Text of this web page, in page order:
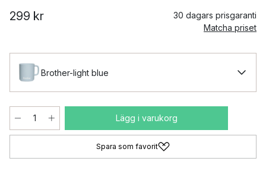
299 kr
30 dagars prisgaranti
Matcha priset
Brother-light blue
Lägg i varukorg
Spara som favorit